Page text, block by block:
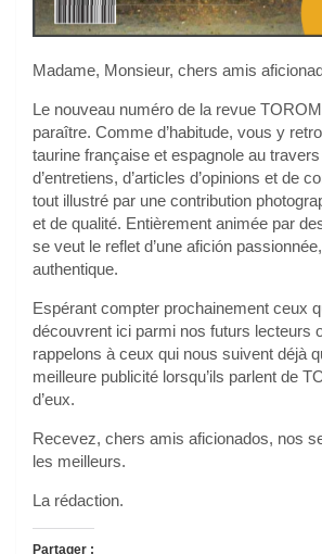
Madame, Monsieur, chers amis
Le nouveau numéro de la revue
paraître. Comme d’habitude, vous y
taurine française et espagnole au
d’entretiens, d’articles d’opinions et de
tout illustré par une contribution
et de qualité. Entièrement animée par
se veut le reflet d’une afición
authentique.
Espérant compter prochainement ceux
découvrent ici parmi nos futurs lecteurs
rappelons à ceux qui nous suivent déjà
meilleure publicité lorsqu’ils parlent de
d’eux.
Recevez, chers amis aficionados, nos
les meilleurs.
La rédaction.
Partager :